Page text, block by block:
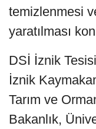
temizlenmesi
yaratılması
DSİ İznik
İznik
Tarım ve
Bakanlık,